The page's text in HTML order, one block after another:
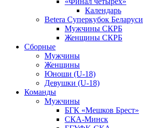
Календарь
Betera Суперкубок Беларуси
Мужчины СКРБ
Женщины СКРБ
Сборные
Мужчины
Женщины
Юноши (U-18)
Девушки (U-18)
Команды
Мужчины
БГК «Мешков Брест»
СКА-Минск